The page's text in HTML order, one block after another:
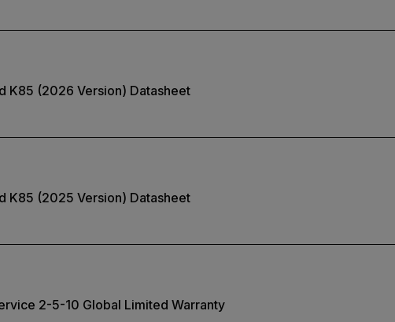
K85 (2026 Version) Datasheet
K85 (2025 Version) Datasheet
2-5-10 Global Limited Warranty